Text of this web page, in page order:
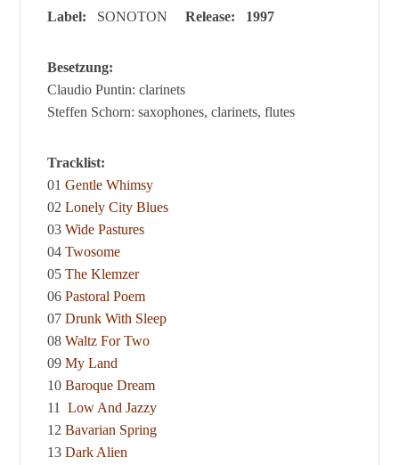
Label: SONOTON Release: 1997
Besetzung:
Claudio Puntin: clarinets
Steffen Schorn: saxophones, clarinets, flutes
Tracklist:
01Gentle Whimsy
02Lonely City Blues
03Wide Pastures
04Twosome
05The Klemzer
06Pastoral Poem
07Drunk With Sleep
08Waltz For Two
09My Land
10Baroque Dream
11Low And Jazzy
12Bavarian Spring
13Dark Alien